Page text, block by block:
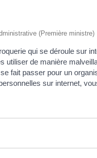
(Première ministre)
qui se déroule sur
utiliser de manière
fait passer pour un
sur internet,